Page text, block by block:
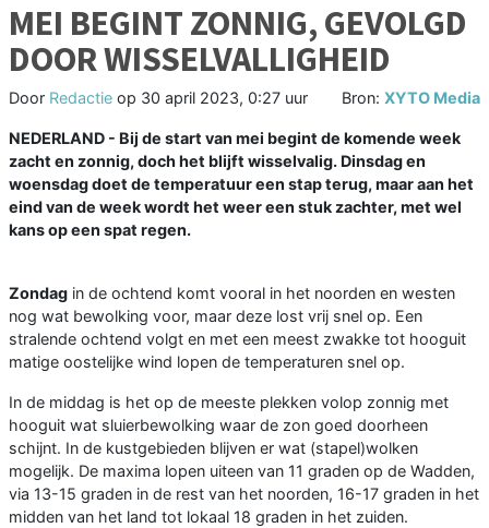
MEI BEGINT ZONNIG, GEVOLGD
DOOR WISSELVALLIGHEID
Door Redactie op 30 april 2023, 0:27 uur Bron: XYTO Media
NEDERLAND - Bij de start van mei begint de komende week
zacht en zonnig, doch het blijft wisselvalig. Dinsdag en
woensdag doet de temperatuur een stap terug, maar aan het
eind van de week wordt het weer een stuk zachter, met wel
kans op een spat regen.
Zondag in de ochtend komt vooral in het noorden en westen
nog wat bewolking voor, maar deze lost vrij snel op. Een
stralende ochtend volgt en met een meest zwakke tot hooguit
matige oostelijke wind lopen de temperaturen snel op.
In de middag is het op de meeste plekken volop zonnig met
hooguit wat sluierbewolking waar de zon goed doorheen
schijnt. In de kustgebieden blijven er wat (stapel)wolken
mogelijk. De maxima lopen uiteen van 11 graden op de Wadden,
via 13-15 graden in de rest van het noorden, 16-17 graden in het
midden van het land tot lokaal 18 graden in het zuiden.